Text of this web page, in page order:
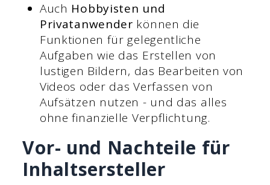
Auch Hobbyisten und
Privatanwender können die
Funktionen für gelegentliche
Aufgaben wie das Erstellen von
lustigen Bildern, das Bearbeiten von
Videos oder das Verfassen von
Aufsätzen nutzen - und das alles
ohne finanzielle Verpflichtung.
Vor- und Nachteile für
Inhaltsersteller